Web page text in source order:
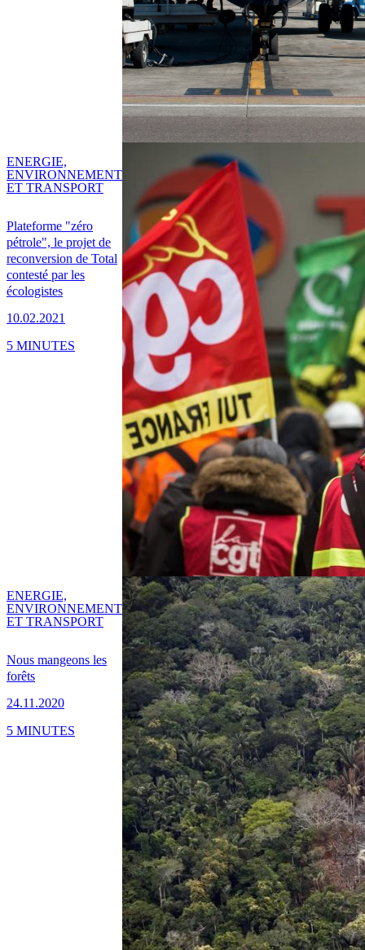
Plateforme "zéro
pétrole", le projet de
reconversion de Total
contesté par les
écologistes
10.02.2021
ENERGIE,
ENVIRONNEMENT
ET TRANSPORT
5 MINUTES
Nous mangeons les
forêts
24.11.2020
ENERGIE,
ENVIRONNEMENT
ET TRANSPORT
5 MINUTES